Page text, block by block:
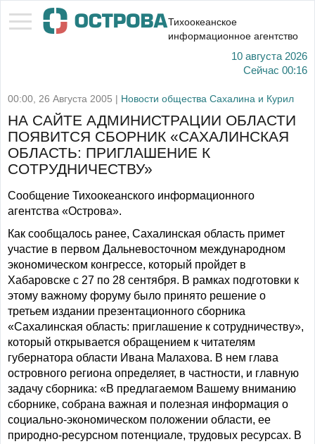
Тихоокеанское
информационное агентство
10 августа 2026
Сейчас 00:16
00:00, 26 Августа 2005 | Новости общества Сахалина и Курил
НА САЙТЕ АДМИНИСТРАЦИИ ОБЛАСТИ
ПОЯВИТСЯ СБОРНИК «САХАЛИНСКАЯ
ОБЛАСТЬ: ПРИГЛАШЕНИЕ К
СОТРУДНИЧЕСТВУ»
Сообщение Тихоокеанского информационного
агентства «Острова».
Как сообщалось ранее, Сахалинская область примет
участие в первом Дальневосточном международном
экономическом конгрессе, который пройдет в
Хабаровске с 27 по 28 сентября. В рамках подготовки к
этому важному форуму было принято решение о
третьем издании презентационного сборника
«Сахалинская область: приглашение к сотрудничеству»,
который открывается обращением к читателям
губернатора области Ивана Малахова. В нем глава
островного региона определяет, в частности, и главную
задачу сборника: «В предлагаемом Вашему вниманию
сборнике, собрана важная и полезная информация о
социально-экономическом положении области, ее
природно-ресурсном потенциале, трудовых ресурсах. В